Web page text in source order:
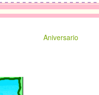
Aniversario